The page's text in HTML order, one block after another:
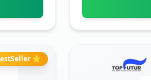
⭐ bestSeller